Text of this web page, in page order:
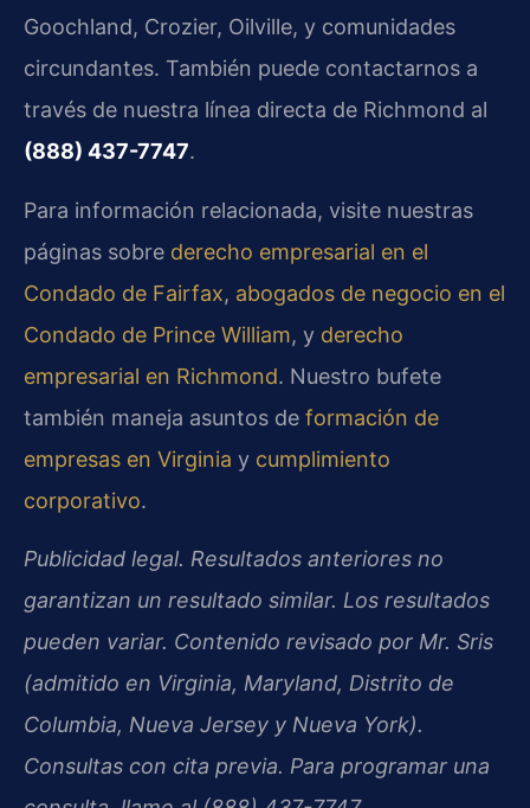
Goochland, Crozier, Oilville, y comunidades
circundantes. También puede contactarnos a
través de nuestra línea directa de Richmond al
(888) 437-7747.
Para información relacionada, visite nuestras
páginas sobre derecho empresarial en el
Condado de Fairfax, abogados de negocio en el
Condado de Prince William, y derecho
empresarial en Richmond. Nuestro bufete
también maneja asuntos de formación de
empresas en Virginia y cumplimiento
corporativo.
Publicidad legal. Resultados anteriores no
garantizan un resultado similar. Los resultados
pueden variar. Contenido revisado por Mr. Sris
(admitido en Virginia, Maryland, Distrito de
Columbia, Nueva Jersey y Nueva York).
Consultas con cita previa. Para programar una